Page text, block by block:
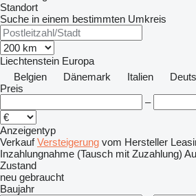
Standort
Suche in einem bestimmten Umkreis
Liechtenstein Europa
Belgien
Dänemark Italien
Preis
–
Anzeigentyp
Verkauf Versteigerung vom Hersteller
Inzahlungnahme (Tausch mit Zuzahlung)
Zustand
neu gebraucht
Baujahr